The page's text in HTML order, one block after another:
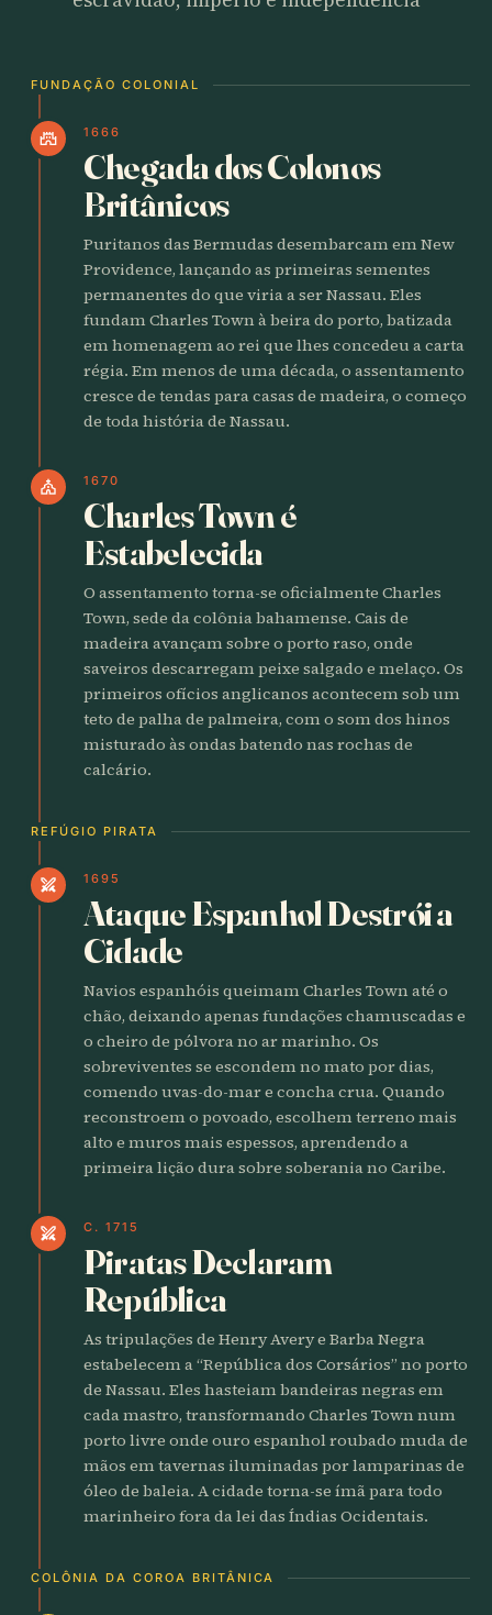
FUNDAÇÃO COLONIAL
castle 1666
Chegada dos Colonos
Britânicos
Puritanos das Bermudas desembarcam em New
Providence, lançando as primeiras sementes
permanentes do que viria a ser Nassau. Eles
fundam Charles Town à beira do porto, batizada
em homenagem ao rei que lhes concedeu a carta
régia. Em menos de uma década, o assentamento
cresce de tendas para casas de madeira, o começo
de toda história de Nassau.
church 1670
Charles Town é
Estabelecida
O assentamento torna-se oficialmente Charles
Town, sede da colônia bahamense. Cais de
madeira avançam sobre o porto raso, onde
saveiros descarregam peixe salgado e melaço. Os
primeiros ofícios anglicanos acontecem sob um
teto de palha de palmeira, com o som dos hinos
misturado às ondas batendo nas rochas de
calcário.
REFÚGIO PIRATA
swords 1695
Ataque Espanhol Destrói a
Cidade
Navios espanhóis queimam Charles Town até o
chão, deixando apenas fundações chamuscadas e
o cheiro de pólvora no ar marinho. Os
sobreviventes se escondem no mato por dias,
comendo uvas-do-mar e concha crua. Quando
reconstroem o povoado, escolhem terreno mais
alto e muros mais espessos, aprendendo a
primeira lição dura sobre soberania no Caribe.
swords C. 1715
Piratas Declaram
República
As tripulações de Henry Avery e Barba Negra
estabelecem a “República dos Corsários” no porto
de Nassau. Eles hasteiam bandeiras negras em
cada mastro, transformando Charles Town num
porto livre onde ouro espanhol roubado muda de
mãos em tavernas iluminadas por lamparinas de
óleo de baleia. A cidade torna-se ímã para todo
marinheiro fora da lei das Índias Ocidentais.
COLÔNIA DA COROA BRITÂNICA